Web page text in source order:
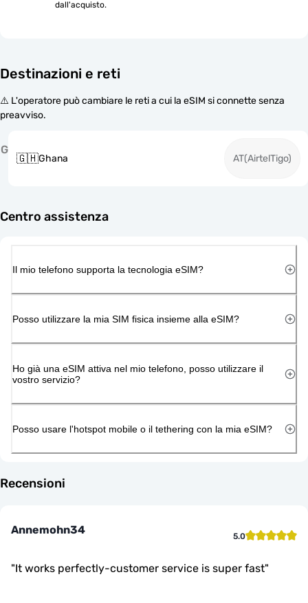
dall'acquisto.
Destinazioni e reti
⚠️ L'operatore può cambiare le reti a cui la eSIM si connette senza
preavviso.
G
🇬🇭Ghana AT(AirtelTigo)
Centro assistenza
Il mio telefono supporta la tecnologia eSIM?
Posso utilizzare la mia SIM fisica insieme alla eSIM?
Ho già una eSIM attiva nel mio telefono, posso utilizzare il
vostro servizio?
Posso usare l'hotspot mobile o il tethering con la mia eSIM?
Recensioni
Annemohn34 5.0
"It works perfectly-customer service is super fast"